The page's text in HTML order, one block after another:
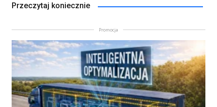
Przeczytaj koniecznie
Promocja